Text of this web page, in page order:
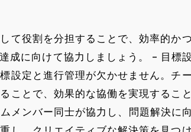
て役割を分担することで、効率的か
成に向けて協力しましょう。 – 目標
設定と進行管理が欠かせません。チ
ことで、効果的な協働を実現するこ
メンバー同士が協力し、問題解決に